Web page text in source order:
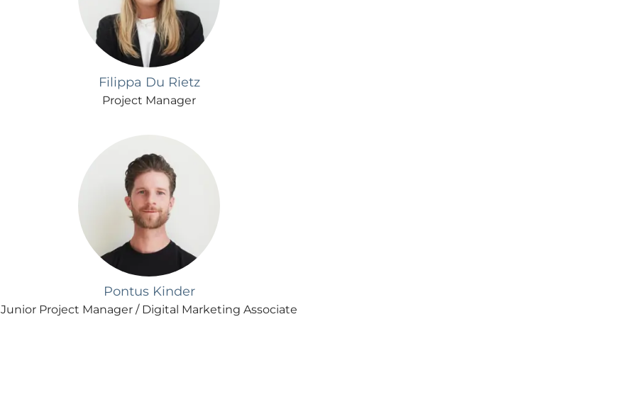
Filippa Du Rietz
Project Manager
Pontus Kinder
Junior Project Manager / Digital Marketing Associate